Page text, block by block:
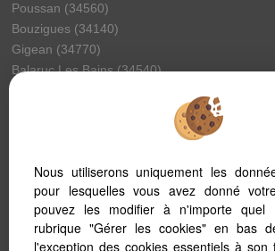
Poussan (34560)
Bouzigues (34140)
Gigean (34770)
Balaruc Les Bains (34540)
Montagnac (34530)
Montpellier (34070)
Balaruc Le Vieux (34540)
Marseillan (34340)
Nous utiliserons uniquement les
pour lesquelles vous avez donné
pouvez les modifier à n'importe quel
rubrique "Gérer les cookies" en bas
l'exception des cookies essentiels à son